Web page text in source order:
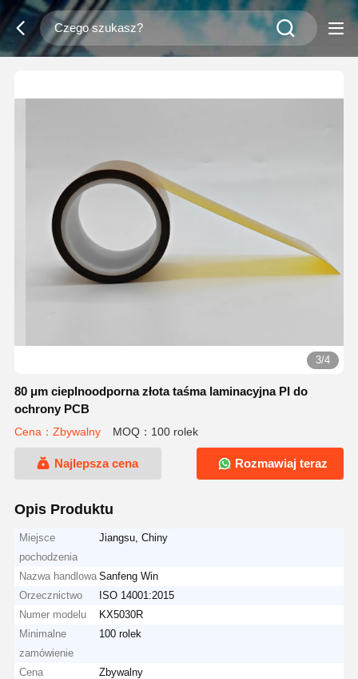
3/4
80 μm cieplnoodporna złota taśma laminacyjna PI do
ochrony PCB
Cena：Zbywalny MOQ：100 rolek
Najlepsza cena Rozmawiaj teraz
Opis Produktu
Miejsce
pochodzenia
Jiangsu, Chiny
Nazwa handlowa Sanfeng Win
Orzecznictwo
ISO 14001:2015
Numer modelu
KX5030R
Minimalne
zamówienie
100 rolek
Cena
Zbywalny